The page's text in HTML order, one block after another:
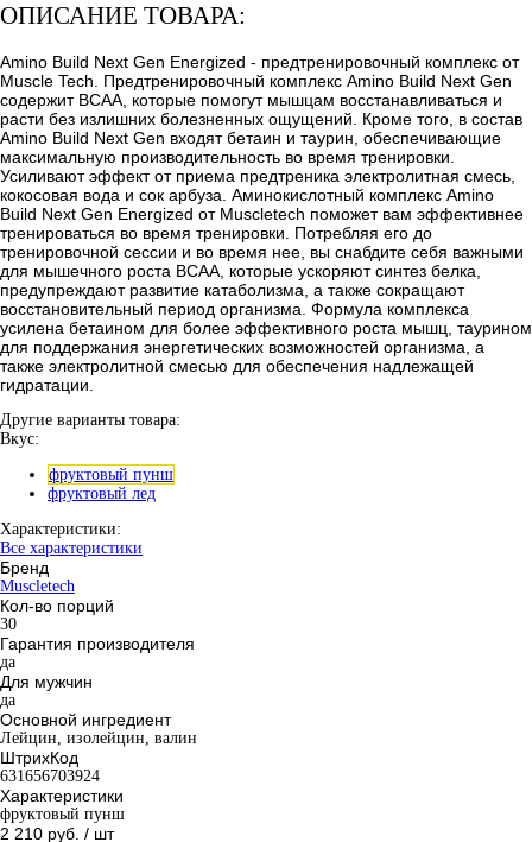
ОПИСАНИЕ ТОВАРА:
Amino Build Next Gen Energized - предтренировочный комплекс от
Muscle Tech. Предтренировочный комплекс Amino Build Next Gen
содержит BCAA, которые помогут мышцам восстанавливаться и
расти без излишних болезненных ощущений. Кроме того, в состав
Amino Build Next Gen входят бетаин и таурин, обеспечивающие
максимальную производительность во время тренировки.
Усиливают эффект от приема предтреника электролитная смесь,
кокосовая вода и сок арбуза. Аминокислотный комплекс Amino
Build Next Gen Energized от Muscletech поможет вам эффективнее
тренироваться во время тренировки. Потребляя его до
тренировочной сессии и во время нее, вы снабдите себя важными
для мышечного роста BCAA, которые ускоряют синтез белка,
предупреждают развитие катаболизма, а также сокращают
восстановительный период организма. Формула комплекса
усилена бетаином для более эффективного роста мышц, таурином
для поддержания энергетических возможностей организма, а
также электролитной смесью для обеспечения надлежащей
гидратации.
Другие варианты товара:
Вкус:
фруктовый пунш
фруктовый лед
Характеристики:
Все характеристики
Бренд
Muscletech
Кол-во порций
30
Гарантия производителя
да
Для мужчин
да
Основной ингредиент
Лейцин, изолейцин, валин
ШтрихКод
631656703924
Характеристики
фруктовый пунш
2 210 руб. / шт